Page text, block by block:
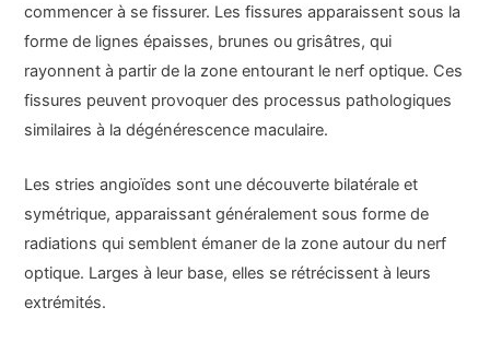
commencer à se fissurer. Les fissures apparaissent sous la
forme de lignes épaisses, brunes ou grisâtres, qui
rayonnent à partir de la zone entourant le nerf optique. Ces
fissures peuvent provoquer des processus pathologiques
similaires à la dégénérescence maculaire.
Les stries angioïdes sont une découverte bilatérale et
symétrique, apparaissant généralement sous forme de
radiations qui semblent émaner de la zone autour du nerf
optique. Larges à leur base, elles se rétrécissent à leurs
extrémités.